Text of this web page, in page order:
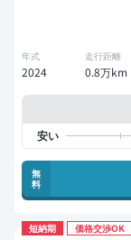
年式
2024
走行距離
0.8万km
無
料
短納期 価格交渉OK